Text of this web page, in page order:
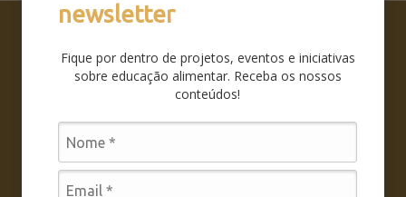
newsletter
Fique por dentro de projetos, eventos e iniciativas
sobre educação alimentar. Receba os nossos
conteúdos!
SABERES
DA BOCA
PRA
SAIBA
COMO
FOI O
SEMINÁRI